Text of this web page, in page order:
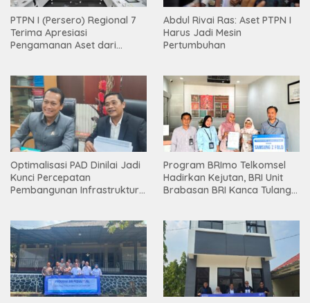
PTPN I (Persero) Regional 7
Terima Apresiasi
Pengamanan Aset dari
Abdul Rivai Ras: Aset PTPN I
Harus Jadi Mesin
Pertumbuhan
Optimalisasi PAD Dinilai Jadi
Kunci Percepatan
Pembangunan Infrastruktur
Program BRImo Telkomsel
Hadirkan Kejutan, BRI Unit
Brabasan BRI Kanca Tulang
Mesuji